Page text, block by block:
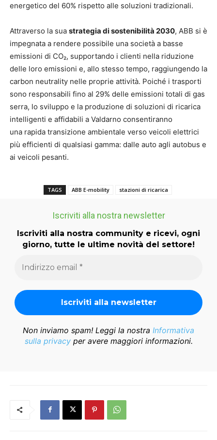
energetico del 60% rispetto alle soluzioni tradizionali.
Attraverso la sua strategia di sostenibilità 2030, ABB si è
impegnata a rendere possibile una società a basse
emissioni di CO₂, supportando i clienti nella riduzione
delle loro emissioni e, allo stesso tempo, raggiungendo la
carbon neutrality nelle proprie attività. Poiché i trasporti
sono responsabili fino al 29% delle emissioni totali di gas
serra, lo sviluppo e la produzione di soluzioni di ricarica
intelligenti e affidabili a Valdarno consentiranno
una rapida transizione ambientale verso veicoli elettrici
più efficienti di qualsiasi gamma: dalle auto agli autobus e
ai veicoli pesanti.
TAGS ABB E-mobility stazioni di ricarica
Iscriviti alla nostra newsletter
Iscriviti alla nostra community e ricevi, ogni
giorno, tutte le ultime novità del settore!
Non inviamo spam! Leggi la nostra Informativa
sulla privacyper avere maggiori informazioni.